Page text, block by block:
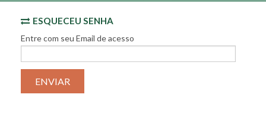
ESQUECEU SENHA
Entre com seu Email de acesso
ENVIAR